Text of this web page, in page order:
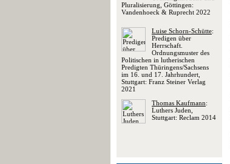
Pluralisierung, Göttingen:
Vandenhoeck & Ruprecht 2022
Luise Schorn-Schütte:
Predigen über
Herrschaft.
Ordnungsmuster des
Politischen in lutherischen
Predigten Thüringens/Sachsens
im 16. und 17. Jahrhundert,
Stuttgart: Franz Steiner Verlag
2021
Thomas Kaufmann:
Luthers Juden,
Stuttgart: Reclam 2014